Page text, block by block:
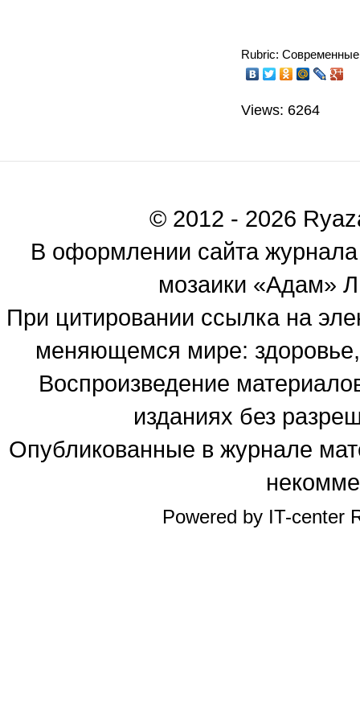
Rubric:
Views: 6264
© 2012 - 2026
В оформлении сайта
мозаики «Адам»
При цитировании ссылка на
меняющемся мире: здоровье,
Воспроизведение
изданиях без
Опубликованные в журнале
Powered by IT-center